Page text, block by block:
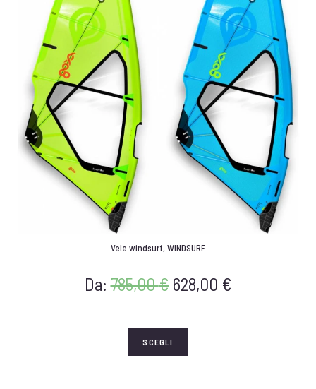
Vele windsurf, WINDSURF
Da:785,00€ 628,00 €
SCEGLI